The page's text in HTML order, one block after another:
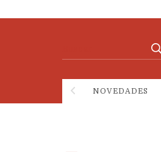
NOVEDADES